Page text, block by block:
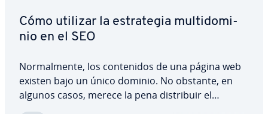
Cómo utilizar la es­tra­te­gia mu­l­ti­do­mi­
nio en el SEO
No­r­ma­l­me­n­te, los co­n­te­ni­dos de una página web
existen bajo un único dominio. No obstante, en
algunos casos, merece la pena di­s­tri­buir el